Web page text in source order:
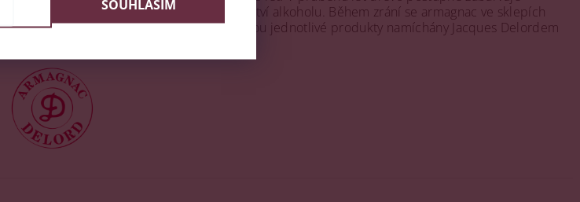
ke zjemňování chuti a poklesu množství alkoholu. Během zrání se armagnac ve sklepích
saténových lahví tvaru „basquaise“ jsou jednotlivé produkty namíchány Jacques Delordem
SOUHLASÍM